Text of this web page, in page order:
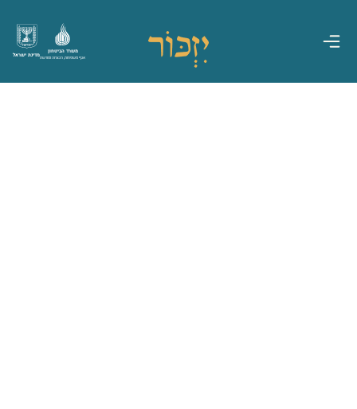
מדינת ישראל
משרד הביטחון
אגף משפחות, הנצחה ומורשת